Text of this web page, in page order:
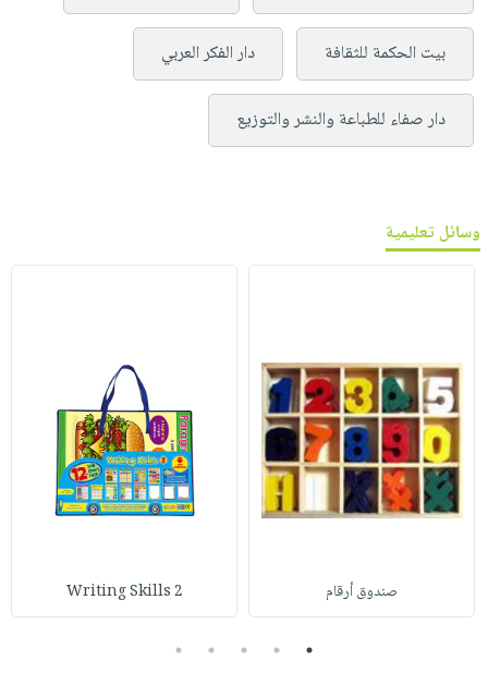
بيت الحكمة للثقافة دار الفكر العربي
دار صفاء للطباعة والنشر والتوزيع
وسائل تعليمية
صندوق أرقام Writing Skills 2
1
2
3
4
5